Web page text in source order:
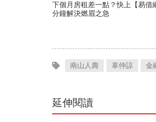
下個月房租差一點？快上【易借
分鐘解決燃眉之急
南山人壽 辜仲諒 金
延伸閱讀